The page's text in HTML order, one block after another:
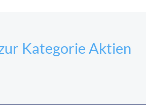
Kategorie Aktien